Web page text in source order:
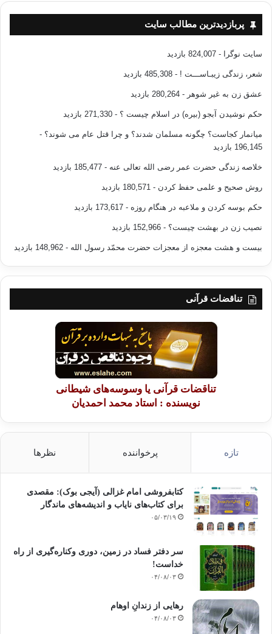
پربازدیدترین مطالب سایت
سایت نوگرا - 824,007 بازدید
شعر، زندگی زیبـاســـت ! - 485,308 بازدید
عشق زن به غیر شوهر - 280,264 بازدید
حکم نوشیدن آبجو (بیره) در اسلام چیست ؟ - 271,330 بازدید
میانمار کجاست؟ چگونه مسلمان شدند؟ و چرا قتل عام می شوند؟ -
196,145 بازدید
خلاصه زندگی حضرت عمر رضی الله تعالی عنه - 185,477 بازدید
روش صحیح و علمی حفظ کردن - 180,571 بازدید
حکم بوسه کردن و ملاعبه در هنگام روزه - 173,617 بازدید
نصیب زن در بهشت چیست؟ - 152,966 بازدید
بیست و هشت معجزه از معجزات حضرت محمّد رسول الله - 148,962 بازدید
تناقضات قرآنی
تناقضات قرآنی یا وسوسه‌های شیطانی
نویسنده : استاد محمد احمدیان
تازه پرخواننده نظرها
کتابفروشی امام غزالی (آیجی بوک): مقصدی
برای کتاب‌های نایاب و اندیشه‌های ماندگار
۰۵/۰۳/۱۹
سر دفتر فساد در زمین‌، دوری وکناره‌گیری از راه
خداست‌!
۰۴/۰۸/۰۳
رهایی از زندانِ اوهام
۰۴/۰۸/۰۳